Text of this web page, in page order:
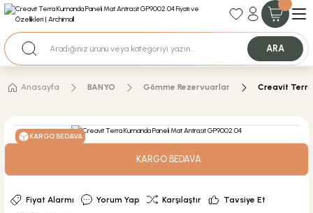
35+ Yıllık Tecrübe
Nakit Ödemeli Özel Fiyatlar için Bizden Teklif Alabilirsiniz.
ARA
Anasayfa BANYO Gömme Rezervuarlar Creavit
KARGO BEDAVA
KARGO BEDAVA
Fiyat Alarmı Yorum Yap Karşılaştır
Tavsiye Et